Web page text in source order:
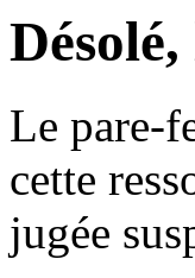
Le pare-
cette
jugée